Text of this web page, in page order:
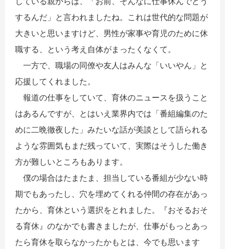
するんだ」と言われましたね。これは世代的な問題が
大きいと思いますけど、男性が家事や育児のために休
職する、という考え自体がまったくなくて。
一方で、職場の同僚や友人はみんな「いいやん」と
応援してくれました。
報道の仕事をしていて、育休のニュースを扱うこと
はあるんですが、とはいえ業界内では「番組編集のた
めに二晩徹夜した」みたいな話が美談として語られる
ような雰囲気もまだ残っていて、実際はそうした働き
方が難しいところもあります。
僕の場合はたまたま、担当している番組が少ない時
期でもあったし、穴を埋めてくれる仲間の存在があっ
たから、育休という選択をとれました。『おそるおそ
る育休』のなかでも書きましたが、仕事がもっとあっ
たら育休を取らなかったかもとは、今でも思います